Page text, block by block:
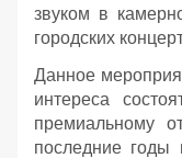
звуком в
городских
Данное
интереса
премиальному
последние годы